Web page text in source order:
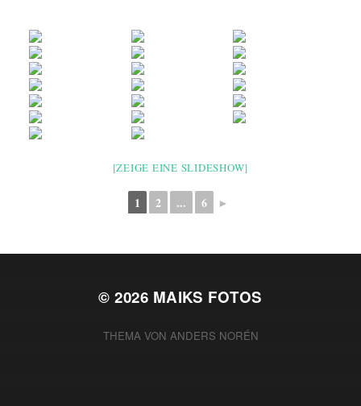
[ZEIGE EINE SLIDESHOW]
1 2 ... 6 ►
© 2026 MAIKS FOTOS
THEMA VON ANDERS NORÉN